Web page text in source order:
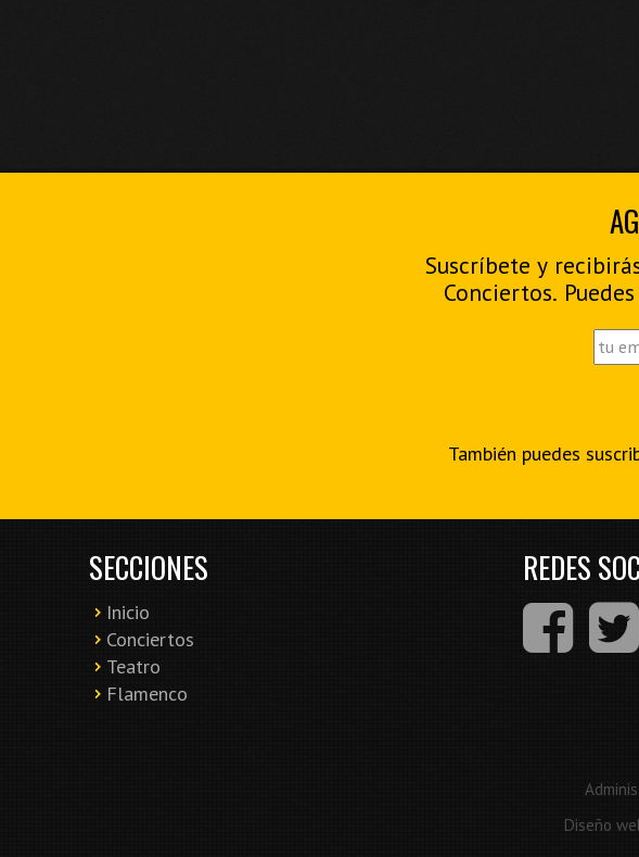
Suscríbete y
Conciertos.
También puedes
SECCIONES
Inicio
Conciertos
Teatro
Flamenco
REDES
Diseño